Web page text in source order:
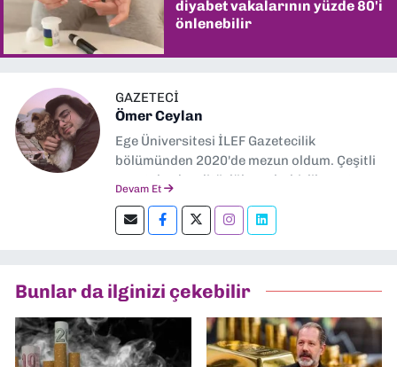
diyabet vakalarının yüzde 80'i
önlenebilir
GAZETECİ
Ömer Ceylan
Ege Üniversitesi İLEF Gazetecilik
bölümünden 2020'de mezun oldum. Çeşitli
gazetelerde editörlük, muhabirlik yaptım.
editörlük yapıyorum.
Devam Et
Bunlar da ilginizi çekebilir